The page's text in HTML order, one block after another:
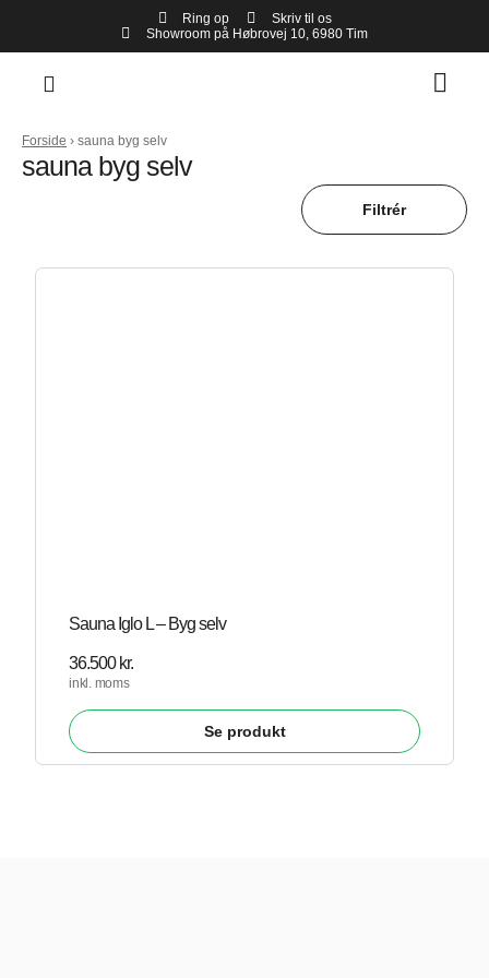
Ring op
Skriv til os
Showroom på Høbrovej 10, 6980 Tim
Forside › sauna byg selv
sauna byg selv
Filtrér
Sauna Iglo L – Byg selv
36.500 kr.
inkl. moms
Se produkt